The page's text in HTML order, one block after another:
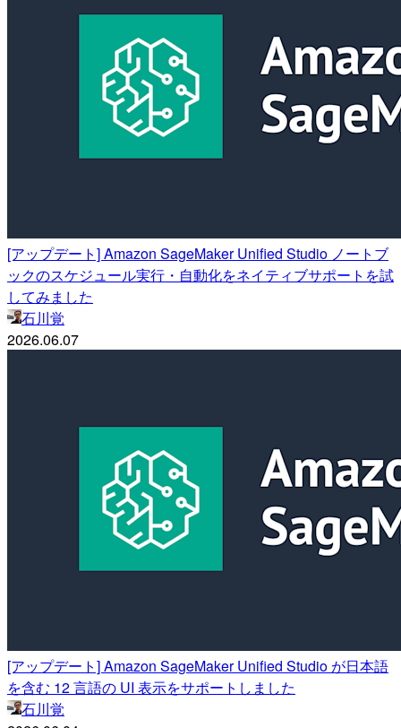
[アップデート] Amazon SageMaker Unified Studio ノートブ
ックのスケジュール実行・自動化をネイティブサポートを試
してみました
石川覚
2026.06.07
[アップデート] Amazon SageMaker Unified Studio が日本語
を含む 12 言語の UI 表示をサポートしました
石川覚